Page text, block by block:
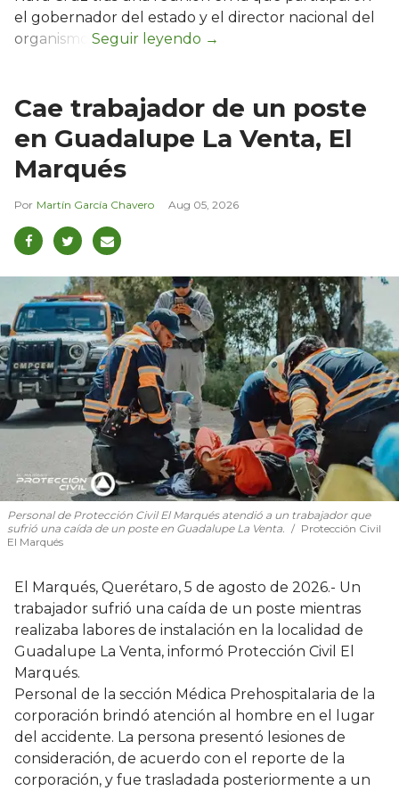
el gobernador del estado y el director nacional del
organismo.
Cae trabajador de un poste
en Guadalupe La Venta, El
Marqués
Martín García Chavero Aug 05, 2026
Personal de Protección Civil El Marqués atendió a un trabajador que
sufrió una caída de un poste en Guadalupe La Venta.
Protección Civil
El Marqués
El Marqués, Querétaro, 5 de agosto de 2026.- Un
trabajador sufrió una caída de un poste mientras
realizaba labores de instalación en la localidad de
Guadalupe La Venta, informó Protección Civil El
Marqués.
Personal de la sección Médica Prehospitalaria de la
corporación brindó atención al hombre en el lugar
del accidente. La persona presentó lesiones de
consideración, de acuerdo con el reporte de la
corporación, y fue trasladada posteriormente a un